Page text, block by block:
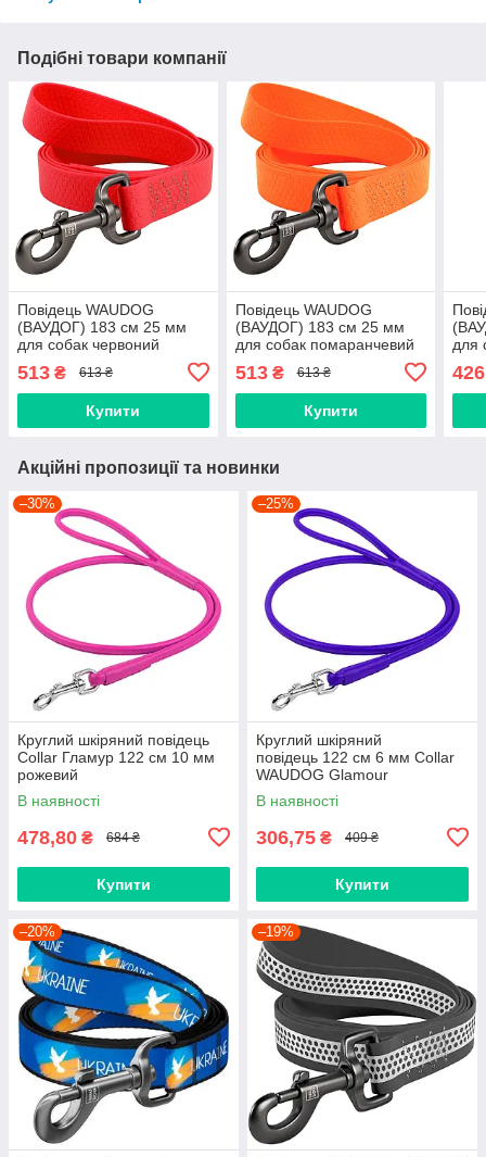
Подібні товари компанії
Повідець WAUDOG
(ВАУДОГ) 183 см 25 мм
для собак червоний
513 ₴ 613 ₴
Купити
Повідець WAUDOG
(ВАУДОГ) 183 см 25 мм
для собак помаранчевий
513₴ 613 ₴
Купити
для
426
Акційні пропозиції та новинки
–30%
Круглий шкіряний повідець
Collar Гламур 122 см 10 мм
рожевий
В наявності
478,80 ₴ 684 ₴
Купити
–25%
Круглий шкіряний
повідець 122 см 6 мм Collar
WAUDOG Glamour
фіолетовий
В наявності
306,75 ₴ 409 ₴
Купити
–20% –19%